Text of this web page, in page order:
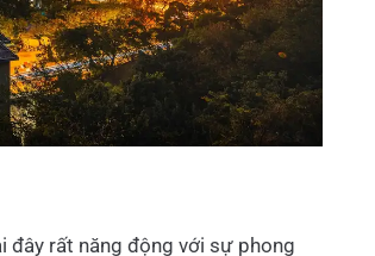
đây rất năng động với sự phong